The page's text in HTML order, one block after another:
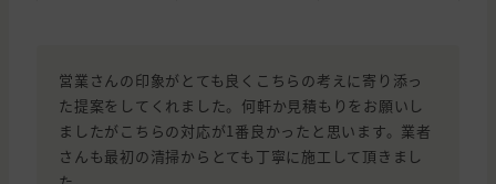
営業さんの印象がとても良くこちらの考えに寄り添っ
た提案をしてくれました。何軒か見積もりをお願いし
ましたがこちらの対応が1番良かったと思います。業者
さんも最初の清掃からとても丁寧に施工して頂きまし